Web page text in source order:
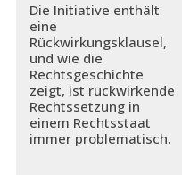
Die Initiative enthält
eine
Rückwirkungsklausel,
und wie die
Rechtsgeschichte
zeigt, ist rückwirkende
Rechtssetzung in
einem Rechtsstaat
immer problematisch.